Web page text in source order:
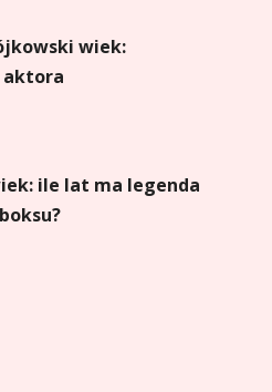
wiek:
ile lat ma legenda
wiek: odkryj prawdę
influencerce!